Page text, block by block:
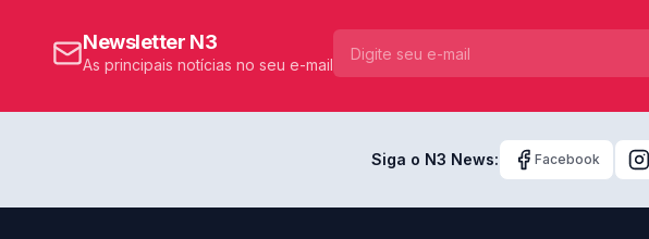
Newsletter N3
As principais notícias no seu e-mail
Siga o N3 News: Facebook